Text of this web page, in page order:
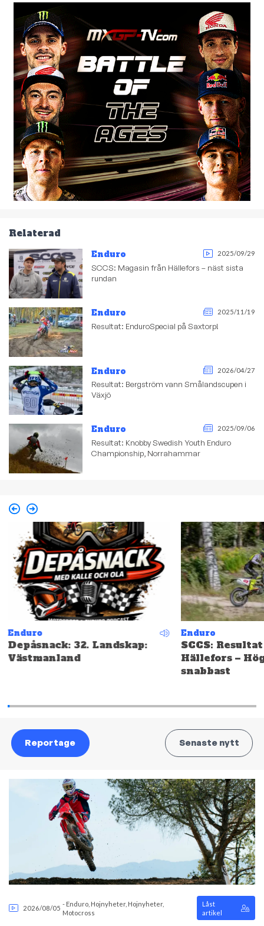
Relaterad
Enduro 2025/09/29
SCCS: Magasin från Hällefors – näst sista
rundan
Enduro 2025/11/19
Resultat: EnduroSpecial på Saxtorp!
Enduro 2026/04/27
Resultat: Bergström vann Smålandscupen i
Växjö
Enduro 2025/09/06
Resultat: Knobby Swedish Youth Enduro
Championship, Norrahammar
Enduro
Depåsnack: 32. Landskap:
Västmanland
Enduro
SCCS:
Hällefors –
snabbast
Reportage Senaste nytt
2026/08/05
- Enduro Hojnyheter, Hojnyheter,
Motocross
Låst
artikel